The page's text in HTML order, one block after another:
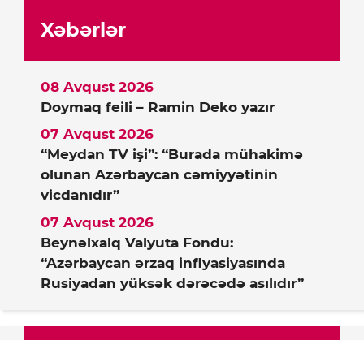
Xəbərlər
Doymaq feili – Ramin Deko yazır
08 Avqust 2026
“Meydan TV işi”: “Burada mühakimə
olunan Azərbaycan cəmiyyətinin
vicdanıdır”
07 Avqust 2026
Beynəlxalq Valyuta Fondu:
“Azərbaycan ərzaq inflyasiyasında
Rusiyadan yüksək dərəcədə asılıdır”
07 Avqust 2026